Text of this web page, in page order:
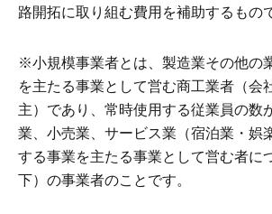
路開拓に取り組む費用を補助するもの
※小規模事業者とは、製造業その他の
を主たる事業として営む商工業者（会
主）であり、常時使用する従業員の数
業、小売業、サービス業（宿泊業・娯
する事業を主たる事業として営む者に
下）の事業者のことです。